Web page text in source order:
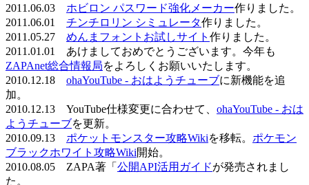
2011.06.03 ホビロン パスワード強化メーカー作りました。
2011.06.01 チンチロリン シミュレータ作りました。
2011.05.27 めんまフォントお試しサイト 作りました。
2011.01.01 あけましておめでとうございます。今年も
ZAPAnet総合情報局をよろしくお願いいたします。
2010.12.18 ohaYouTube - おはようチューブに新機能を追
加。
2010.12.13 YouTube仕様変更に合わせて、 ohaYouTube - おは
ようチューブを更新。
2010.09.13 ポケットモンスター攻略Wikiを移転。 ポケモン
ブラックホワイト攻略Wiki開始。
2010.08.05 ZAPA著「 公開API活用ガイドが発売されまし
た。